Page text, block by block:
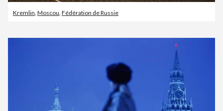
Kremlin Moscou Fédération de Russie